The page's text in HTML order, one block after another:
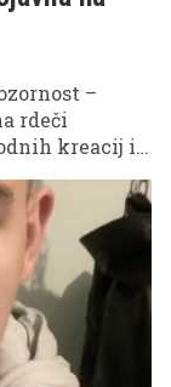
–
rdeči
kreacij in
koraku. Po
se je
Springsu
ponovno